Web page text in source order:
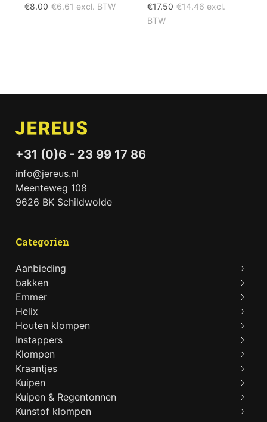
€8.00 €6.61 excl. BTW €17.50 €14.46 excl.
BTW
+31 (0)6 - 23 99 17 86
info@jereus.nl
Meenteweg 108
9626 BK Schildwolde
Categorien
Aanbieding
bakken
Emmer
Helix
Houten klompen
Instappers
Klompen
Kraantjes
Kuipen
Kuipen & Regentonnen
Kunstof klompen